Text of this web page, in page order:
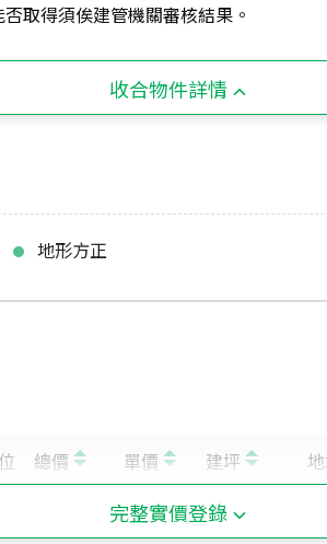
取得須俟建管機關審核結果。
收合物件詳情
地形方正
完整實價登錄